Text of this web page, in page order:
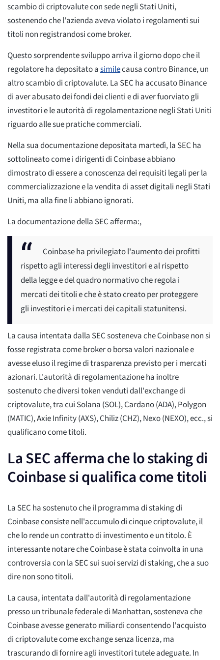
scambio di criptovalute con sede negli Stati Uniti,
sostenendo che l'azienda aveva violato i regolamenti sui
titoli non registrandosi come broker.
Questo sorprendente sviluppo arriva il giorno dopo che il
regolatore ha depositato asimilecausa contro Binance, un
altro scambio di criptovalute. La SEC ha accusato Binance
di aver abusato dei fondi dei clienti e di aver fuorviato gli
investitori e le autorità di regolamentazione negli Stati Uniti
riguardo alle sue pratiche commerciali.
Nella sua documentazione depositata martedì, la SEC ha
sottolineato come i dirigenti di Coinbase abbiano
dimostrato di essere a conoscenza dei requisiti legali per la
commercializzazione e la vendita di asset digitali negli Stati
Uniti, ma alla fine li abbiano ignorati.
La documentazione della SEC afferma:,
Coinbase ha privilegiato l'aumento dei profitti
rispetto agli interessi degli investitori e al rispetto
della legge e del quadro normativo che regola i
mercati dei titoli e che è stato creato per proteggere
gli investitori e i mercati dei capitali statunitensi.
La causa intentata dalla SEC sosteneva che Coinbase non si
fosse registrata come broker o borsa valori nazionale e
avesse eluso il regime di trasparenza previsto per i mercati
azionari. L'autorità di regolamentazione ha inoltre
sostenuto che diversi token venduti dall'exchange di
criptovalute, tra cui Solana (SOL), Cardano (ADA), Polygon
(MATIC), Axie Infinity (AXS), Chiliz (CHZ), Nexo (NEXO), ecc., si
qualificano come titoli.
La SEC afferma che lo staking di
Coinbase si qualifica come titoli
La SEC ha sostenuto che il programma di staking di
Coinbase consiste nell'accumulo di cinque criptovalute, il
che lo rende un contratto di investimento e un titolo. È
interessante notare che Coinbase è stata coinvolta in una
controversia con la SEC sui suoi servizi di staking, che a suo
dire non sono titoli.
La causa, intentata dall'autorità di regolamentazione
presso un tribunale federale di Manhattan, sosteneva che
Coinbase avesse generato miliardi consentendo l'acquisto
di criptovalute come exchange senza licenza, ma
trascurando di fornire agli investitori tutele adeguate. In